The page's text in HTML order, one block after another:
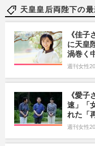
天皇皇后両陛下の
《佳
に天皇
渦巻く
週刊女性
《愛
速」「
れた「
週刊女性